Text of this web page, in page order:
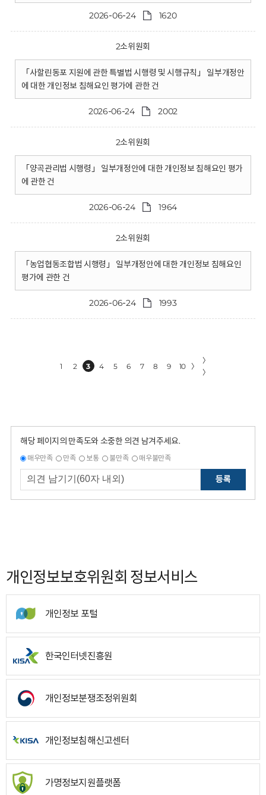
2026-06-24 1620
2소위원회
「사할린동포 지원에 관한 특별법 시행령 및 시행규칙」 일부개정안
에 대한 개인정보 침해요인 평가에 관한 건
2026-06-24 2002
2소위원회
「양곡관리법 시행령」 일부개정안에 대한 개인정보 침해요인 평가
에 관한 건
2026-06-24 1964
2소위원회
「농업협동조합법 시행령」 일부개정안에 대한 개인정보 침해요인
평가에 관한 건
2026-06-24 1993
1 2 3 4 5 6 7 8 9 10 〉
〉
〉
해당 페이지의 만족도와 소중한 의견 남겨주세요.
매우만족 만족 보통 불만족 매우불만족
등록
개인정보보호위원회 정보서비스
개인정보 포털
한국인터넷진흥원
개인정보분쟁조정위원회
개인정보침해신고센터
가명정보지원플랫폼